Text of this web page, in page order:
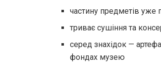
частину предметів уже
триває сушіння та
серед знахідок —
фондах музею